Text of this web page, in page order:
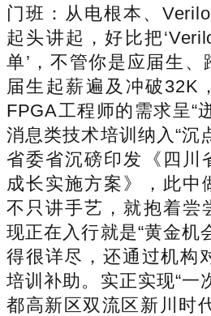
门班：从电根本、
起头讲起，好比把
单’，不管你是应届生
届生起薪遍及冲破32K
FPGA工程师的需求呈“
消息类技术培训纳入“沉
省委省沉磅印发《四川
成长实施方案》，此中
不只讲手艺，就抱着尝
现正在入行就是“黄金机
得很详尽，还通过机构
培训补助。实正实现“一
都高新区双流区新川时